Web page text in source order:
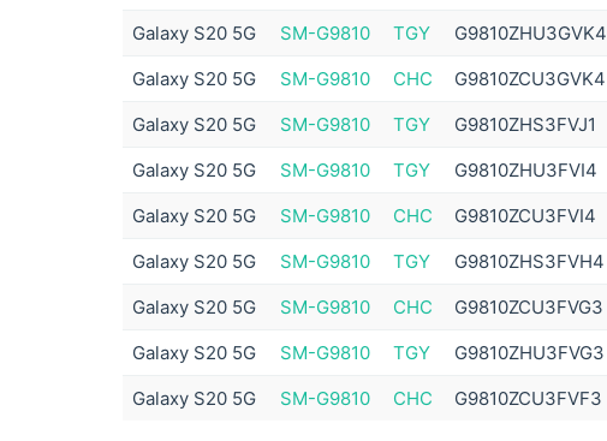
Galaxy S20 5G
SM-G9810 TGY G9810ZHU3GVK4
Galaxy S20 5G
SM-G9810 CHC G9810ZCU3GVK4
Galaxy S20 5G
SM-G9810 TGY G9810ZHS3FVJ1
Galaxy S20 5G
SM-G9810 TGY G9810ZHU3FVI4
Galaxy S20 5G
SM-G9810 CHC G9810ZCU3FVI4
Galaxy S20 5G
SM-G9810 TGY G9810ZHS3FVH4
Galaxy S20 5G
SM-G9810 CHC G9810ZCU3FVG3
Galaxy S20 5G
SM-G9810 TGY G9810ZHU3FVG3
Galaxy S20 5G
SM-G9810 CHC G9810ZCU3FVF3